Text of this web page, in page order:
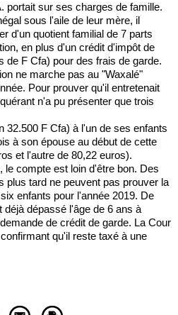
portait sur ses charges de famille.
sous l'aile de leur mère, il
d'un quotient familial de 7 parts
en plus d'un crédit d'impôt de
de F Cfa) pour des frais de garde.
ne marche pas au "Waxalé"
Pour prouver qu'il entretenait
n'a pu présenter que trois
32.500 F Cfa) à l'un de ses enfants
à son épouse au début de cette
et l'autre de 80,22 euros).
compte est loin d'être bon. Des
plus tard ne peuvent pas prouver la
enfants pour l'année 2019. De
dépassé l'âge de 6 ans à
de crédit de garde. La Cour
qu'il reste taxé à une